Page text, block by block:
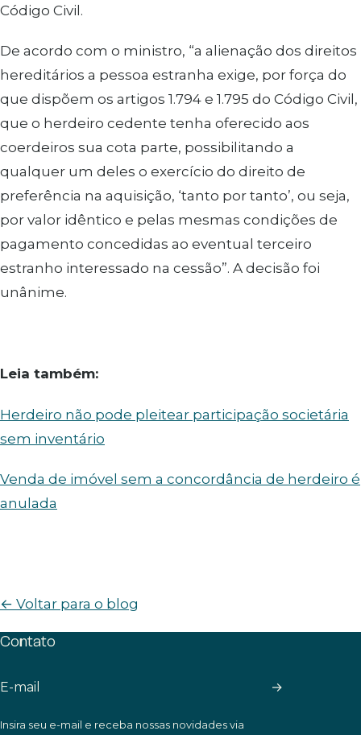
Código Civil.
De acordo com o ministro, “a alienação dos direitos
hereditários a pessoa estranha exige, por força do
que dispõem os artigos 1.794 e 1.795 do Código Civil,
que o herdeiro cedente tenha oferecido aos
coerdeiros sua cota parte, possibilitando a
qualquer um deles o exercício do direito de
preferência na aquisição, ‘tanto por tanto’, ou seja,
por valor idêntico e pelas mesmas condições de
pagamento concedidas ao eventual terceiro
estranho interessado na cessão”. A decisão foi
unânime.
Leia também:
Herdeiro não pode pleitear participação societária
sem inventário
Venda de imóvel sem a concordância de herdeiro é
anulada
← Voltar para o blog
Contato
→
Insira seu e-mail e receba nossas novidades via